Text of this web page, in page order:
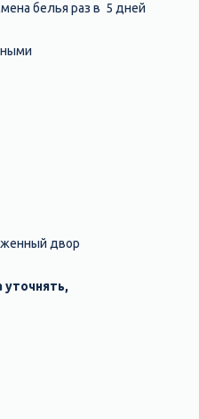
белья раз в 5 дней
двор
уточнять,